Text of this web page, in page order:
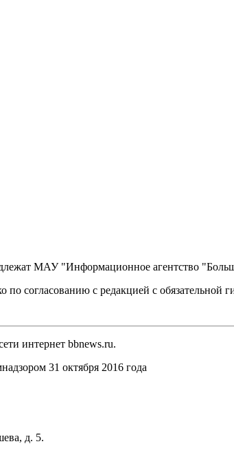
МАУ "Информационное агентство
по согласованию с редакцией с обязательной
интернет bbnews.ru.
31 октября 2016 года
д. 5.